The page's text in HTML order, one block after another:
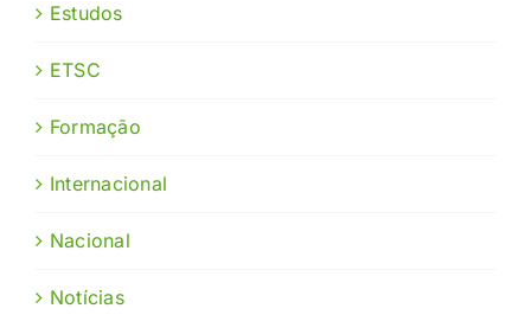
Estudos
ETSC
Formação
Internacional
Nacional
Notícias